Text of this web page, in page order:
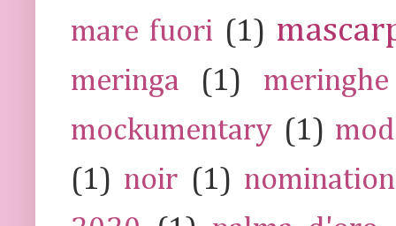
mare fuori (1)
meringa (1)
meringhe
mockumentary (1)
(1) noir (1)